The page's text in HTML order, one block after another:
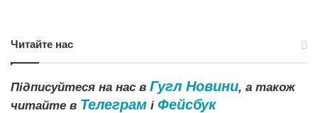
Читайте нас
Підписуйтеся на нас в Гугл Новини, а також
читайте в Телеграм і Фейсбук